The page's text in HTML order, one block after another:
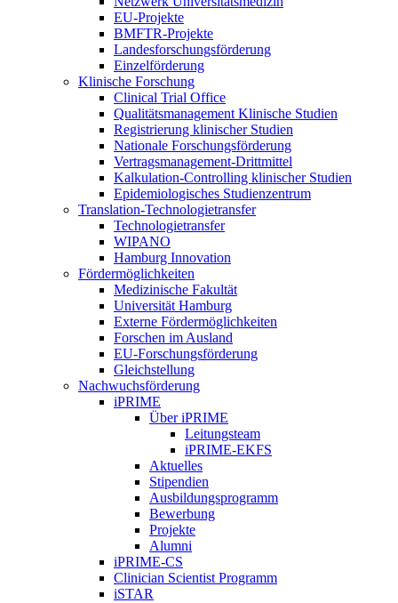
EU-Projekte
BMFTR-Projekte
Landesforschungsförderung
Einzelförderung
Klinische Forschung
Clinical Trial Office
Qualitätsmanagement Klinische Studien
Registrierung klinischer Studien
Nationale Forschungsförderung
Vertragsmanagement-Drittmittel
Kalkulation-Controlling klinischer Studien
Epidemiologisches Studienzentrum
Translation-Technologietransfer
Technologietransfer
WIPANO
Hamburg Innovation
Fördermöglichkeiten
Medizinische Fakultät
Universität Hamburg
Externe Fördermöglichkeiten
Forschen im Ausland
EU-Forschungsförderung
Gleichstellung
Nachwuchsförderung
iPRIME
Über iPRIME
Leitungsteam
iPRIME-EKFS
Aktuelles
Stipendien
Ausbildungsprogramm
Bewerbung
Projekte
Alumni
iPRIME-CS
Clinician Scientist Programm
iSTAR